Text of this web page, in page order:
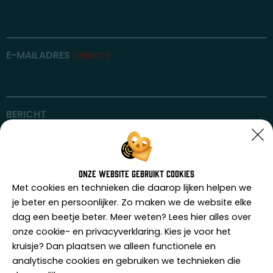
E-MAILADRES (VEREIST)
BERICHT
Onze website gebruikt cookies
Met cookies en technieken die daarop lijken helpen we
je beter en persoonlijker. Zo maken we de website elke
dag een beetje beter. Meer weten? Lees hier alles over
onze cookie- en privacyverklaring. Kies je voor het
kruisje? Dan plaatsen we alleen functionele en
analytische cookies en gebruiken we technieken die